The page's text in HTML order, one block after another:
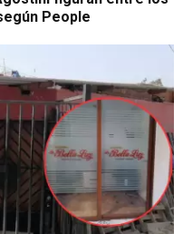
People